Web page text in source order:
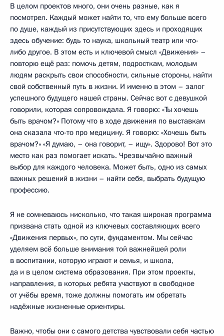
В целом проектов много, они очень разные, как я
посмотрел. Каждый может найти то, что ему больше всего
по душе, каждый из присутствующих здесь и проходящих
здесь обучение: будь то наука, школьный театр или что-
либо другое. В этом есть и ключевой смысл «Движения» –
повторю ещё раз: помочь детям, подросткам, молодым
людям раскрыть свои способности, сильные стороны, найти
свой собственный путь в жизни. И именно в этом – залог
успешного будущего нашей страны. Сейчас вот с девушкой
говорили, которая сопровождала. Я говорю: «Ты хочешь
быть врачом?» Потому что в ходе движения по выставкам
она сказала что-то про медицину. Я говорю: «Хочешь быть
врачом?» «Я думаю, – она говорит, – ищу». Здорово! Вот это
место как раз помогает искать. Чрезвычайно важный
выбор для каждого человека. Может быть, одно из самых
важных решений в жизни – найти себя, выбрать будущую
профессию.
Я не сомневаюсь нисколько, что такая широкая программа
призвана стать одной из ключевых составляющих всего
«Движения первых», по сути, фундаментом. Мы сейчас
уделяем всё больше внимания той важнейшей роли
в воспитании, которую играют и семья, и школа,
да и в целом система образования. При этом проекты,
направления, в которых ребята участвуют в свободное
от учёбы время, тоже должны помогать им обретать
надёжные жизненные ориентиры.
Важно, чтобы они с самого детства чувствовали себя частью